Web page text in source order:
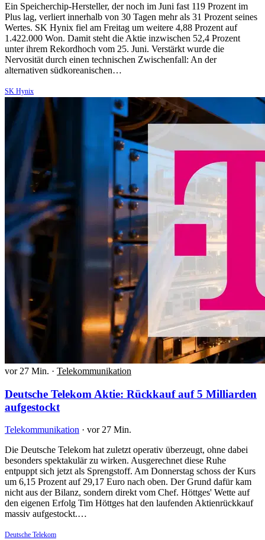
Ein Speicherchip-Hersteller, der noch im Juni fast 119 Prozent im
Plus lag, verliert innerhalb von 30 Tagen mehr als 31 Prozent seines
Wertes. SK Hynix fiel am Freitag um weitere 4,88 Prozent auf
1.422.000 Won. Damit steht die Aktie inzwischen 52,4 Prozent
unter ihrem Rekordhoch vom 25. Juni. Verstärkt wurde die
Nervosität durch einen technischen Zwischenfall: An der
alternativen südkoreanischen…
SK Hynix
vor 27 Min. · Telekommunikation
Deutsche Telekom Aktie: Rückkauf auf 5 Milliarden
aufgestockt
Telekommunikation · vor 27 Min.
Die Deutsche Telekom hat zuletzt operativ überzeugt, ohne dabei
besonders spektakulär zu wirken. Ausgerechnet diese Ruhe
entpuppt sich jetzt als Sprengstoff. Am Donnerstag schoss der Kurs
um 6,15 Prozent auf 29,17 Euro nach oben. Der Grund dafür kam
nicht aus der Bilanz, sondern direkt vom Chef. Höttges' Wette auf
den eigenen Erfolg Tim Höttges hat den laufenden Aktienrückkauf
massiv aufgestockt.…
Deutsche Telekom